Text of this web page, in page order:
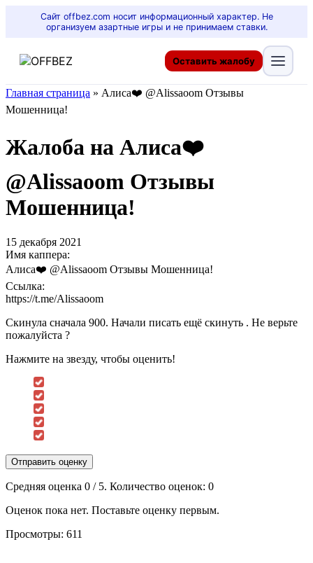
Сайт offbez.com носит информационный характер. Не
организуем азартные игры и не принимаем ставки.
Оставить жалобу
Главная страница » Алиса❤️ @Alissaoom Отзывы
Мошенница!
Жалоба на Алиса❤️
@Alissaoom Отзывы
Мошенница!
15 декабря 2021
Имя каппера:
Алиса❤️ @Alissaoom Отзывы Мошенница!
Ссылка:
https://t.me/Alissaoom
Скинула сначала 900. Начали писать ещё скинуть . Не верьте
пожалуйста ?
Нажмите на звезду, чтобы оценить!
Отправить оценку
Средняя оценка 0 / 5. Количество оценок: 0
Оценок пока нет. Поставьте оценку первым.
Просмотры: 611